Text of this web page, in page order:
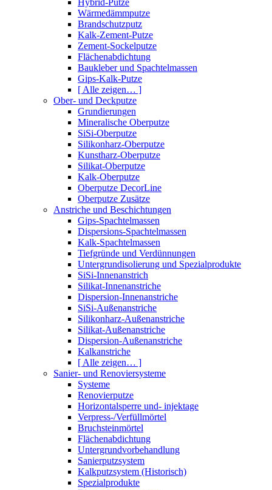
Hybrid-Putze
Wärmedämmputze
Brandschutzputz
Kalk-Zement-Putze
Zement-Sockelputze
Flächenabdichtung
Baukleber und Spachtelmassen
Gips-Kalk-Putze
[ Alle zeigen… ]
Ober- und Deckputze
Grundierungen
Mineralische Oberputze
SiSi-Oberputze
Silikonharz-Oberputze
Kunstharz-Oberputze
Silikat-Oberputze
Kalk-Oberputze
Oberputze DecorLine
Oberputze Zusätze
Anstriche und Beschichtungen
Gips-Spachtelmassen
Dispersions-Spachtelmassen
Kalk-Spachtelmassen
Tiefgründe und Verdünnungen
Untergrundisolierung und Spezialprodukte
SiSi-Innenanstrich
Silikat-Innenanstriche
Dispersion-Innenanstriche
SiSi-Außenanstriche
Silikonharz-Außenanstriche
Silikat-Außenanstriche
Dispersion-Außenanstriche
Kalkanstriche
[ Alle zeigen… ]
Sanier- und Renoviersysteme
Systeme
Renovierputze
Horizontalsperre und- injektage
Verpress-/Verfüllmörtel
Bruchsteinmörtel
Flächenabdichtung
Untergrundvorbehandlung
Sanierputzsystem
Kalkputzsystem (Historisch)
Spezialprodukte